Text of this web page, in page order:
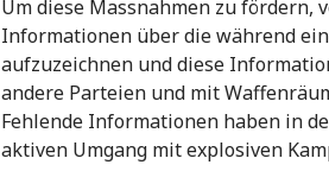
Um diese Massnahmen zu
Informationen über die während
aufzuzeichnen und diese
andere Parteien und mit
Fehlende Informationen haben in
aktiven Umgang mit explosiven